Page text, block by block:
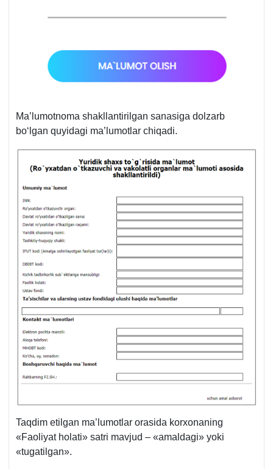
Ma’lumotnoma shakllantirilgan sanasiga dolzarb
boʻlgan quyidagi ma’lumotlar chiqadi.
Taqdim etilgan ma’lumotlar orasida korхonaning
«Faoliyat holati» satri mavjud – «amaldagi» yoki
«tugatilgan».